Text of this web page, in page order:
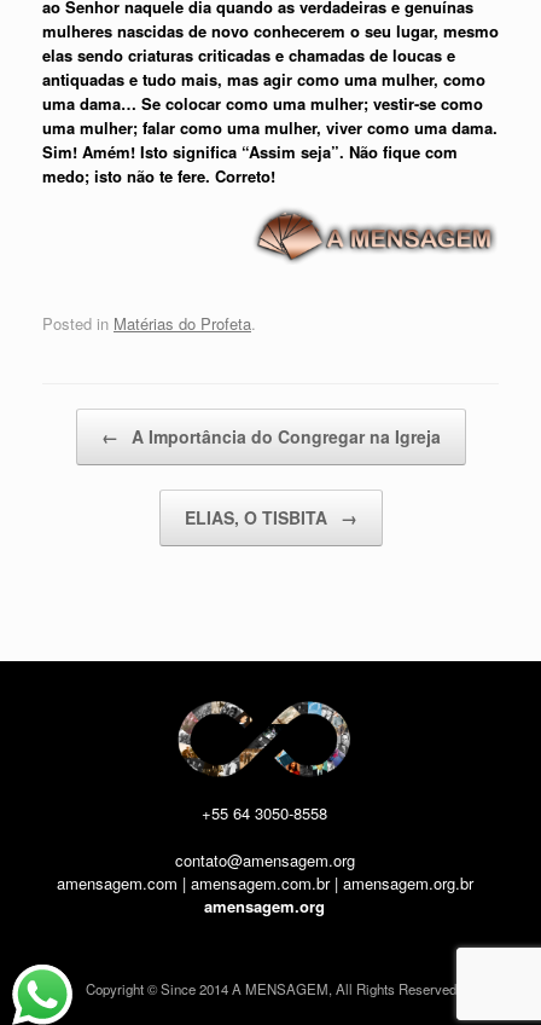
ao Senhor naquele dia quando as verdadeiras e genuínas
mulheres nascidas de novo conhecerem o seu lugar, mesmo
elas sendo criaturas criticadas e chamadas de loucas e
antiquadas e tudo mais, mas agir como uma mulher, como
uma dama… Se colocar como uma mulher; vestir-se como
uma mulher; falar como uma mulher, viver como uma dama.
Sim! Amém! Isto significa “Assim seja”. Não fique com
medo; isto não te fere. Correto!
Posted in Matérias do Profeta.
← A Importância do Congregar na Igreja
ELIAS, O TISBITA →
+55 64 3050-8558
contato@amensagem.org
amensagem.com | amensagem.com.br | amensagem.org.br
amensagem.org
Copyright © Since 2014 A MENSAGEM, All Rights Reserved